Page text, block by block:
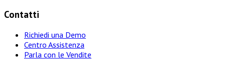
Contatti
Richiedi una Demo
Centro Assistenza
Parla con le Vendite